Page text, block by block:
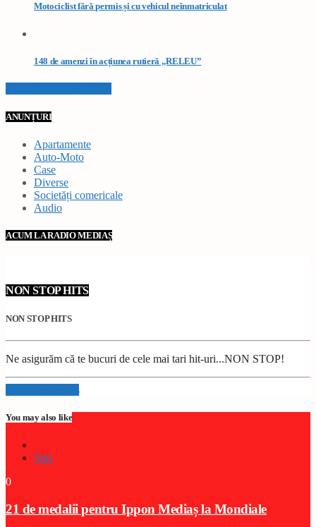
Motociclist fără permis și cu vehicul neînmatriculat
148 de amenzi în acțiunea rutieră „RELEU”
ANUNȚURI
Apartamente
Auto-Moto
Case
Diverse
Societăți comericale
Audio
ACUM LA RADIO MEDIAȘ
NON STOP HITS
NON STOP HITS
Ne asigurăm că te bucuri de cele mai tari hit-uri...NON STOP!
Info and episodes
You may also like
Stiri
0
21 de medalii pentru Ippon Mediaș la Mondiale